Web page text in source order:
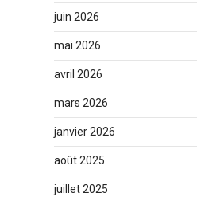
juin 2026
mai 2026
avril 2026
mars 2026
janvier 2026
août 2025
juillet 2025